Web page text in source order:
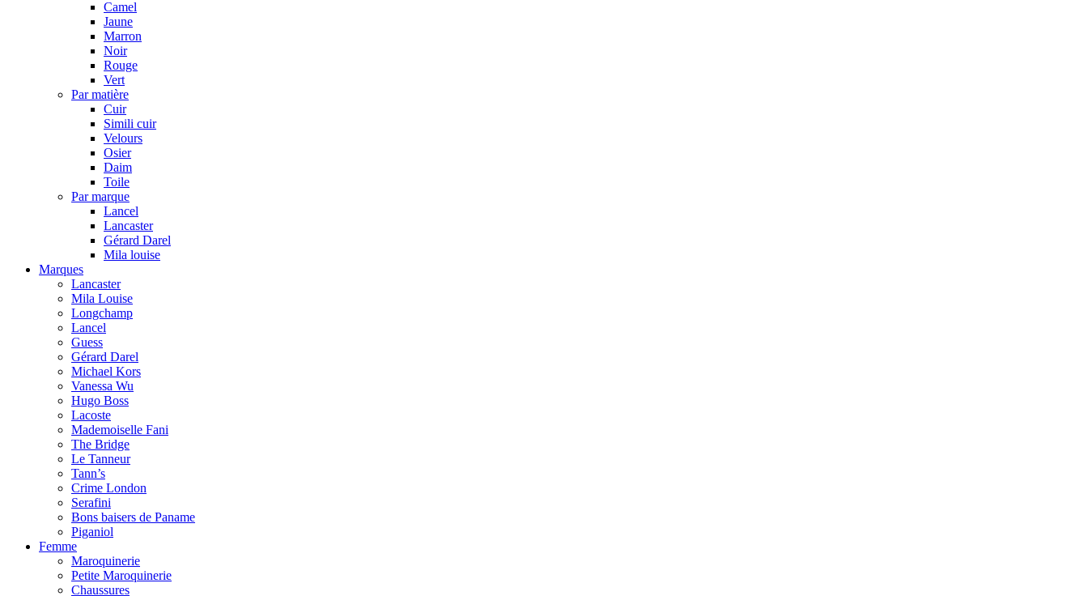
Camel
Jaune
Marron
Noir
Rouge
Vert
Par matière
Cuir
Simili cuir
Velours
Osier
Daim
Toile
Par marque
Lancel
Lancaster
Gérard Darel
Mila louise
Marques
Lancaster
Mila Louise
Longchamp
Lancel
Guess
Gérard Darel
Michael Kors
Vanessa Wu
Hugo Boss
Lacoste
Mademoiselle Fani
The Bridge
Le Tanneur
Tann’s
Crime London
Serafini
Bons baisers de Paname
Piganiol
Femme
Maroquinerie
Petite Maroquinerie
Chaussures